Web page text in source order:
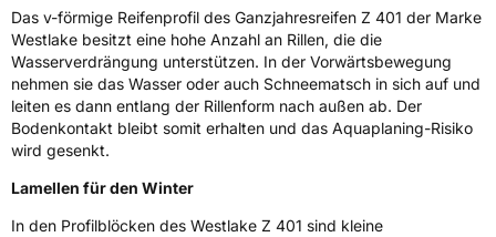
Schlauchtyp TL
Zustand Neureifen
M+SJa
EffizienzC
Das v-förmige Reifenprofil des Ganzjahresreifen Z 401 der Marke
Westlake besitzt eine hohe Anzahl an Rillen, die die
Wasserverdrängung unterstützen. In der Vorwärtsbewegung
nehmen sie das Wasser oder auch Schneematsch in sich auf und
leiten es dann entlang der Rillenform nach außen ab. Der
Bodenkontakt bleibt somit erhalten und das Aquaplaning-Risiko
wird gesenkt.
Lamellen für den Winter
In den Profilblöcken des Westlake Z 401 sind kleine